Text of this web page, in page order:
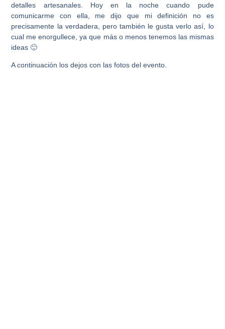
detalles artesanales. Hoy en la noche cuando pude
comunicarme con ella, me dijo que mi definición no es
precisamente la verdadera, pero también le gusta verlo así, lo
cual me enorgullece, ya que más o menos tenemos las mismas
ideas 🙂
A continuación los dejos con las fotos del evento.